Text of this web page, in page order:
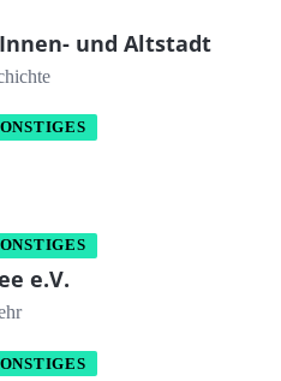
und Altstadt
e.V.